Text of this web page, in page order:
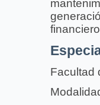
Facultad